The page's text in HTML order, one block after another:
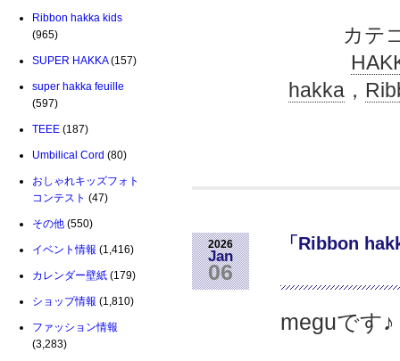
Ribbon hakka kids
(965)
SUPER HAKKA(157)
super hakka feuille
(597)
TEEE (187)
Umbilical Cord (80)
おしゃれキッズフォト
コンテスト (47)
その他 (550)
イベント情報 (1,416)
カレンダー壁紙 (179)
ショップ情報 (1,810)
ファッション情報
(3,283)
カテ
hakka ，
2026
Jan
06
「Ribbon
meguです♪